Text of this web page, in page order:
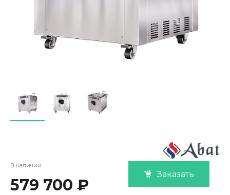
В наличии
579 700 ₽
Заказать